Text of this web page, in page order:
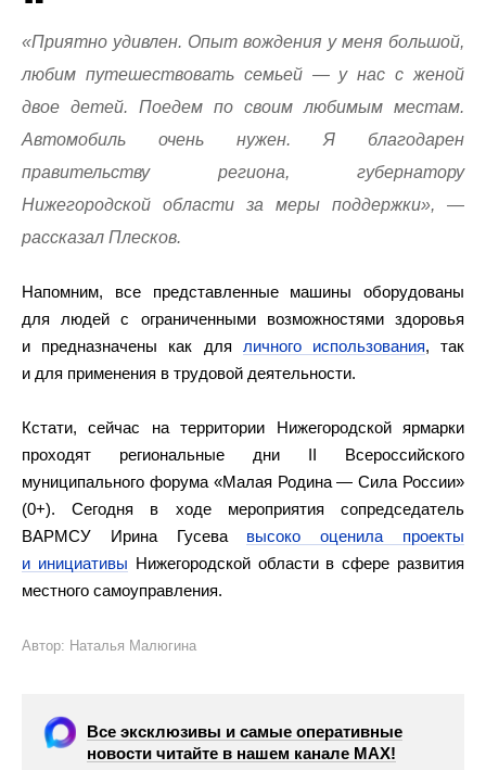
«Приятно удивлен. Опыт вождения у меня большой,
любим путешествовать семьей — у нас с женой
двое детей. Поедем по своим любимым местам.
Автомобиль очень нужен. Я благодарен
правительству региона, губернатору
Нижегородской области за меры поддержки», —
рассказал Плесков.
Напомним, все представленные машины оборудованы
для людей с ограниченными возможностями здоровья
и предназначены как для личного использования, так
и для применения в трудовой деятельности.
Кстати, сейчас на территории Нижегородской ярмарки
проходят региональные дни II Всероссийского
муниципального форума «Малая Родина — Сила России»
(0+). Сегодня в ходе мероприятия сопредседатель
ВАРМСУ Ирина Гусева высоко оценила проекты
и инициативы Нижегородской области в сфере развития
местного самоуправления.
Автор: Наталья Малюгина
Все эксклюзивы и самые оперативные
новости читайте в нашем канале МАХ!